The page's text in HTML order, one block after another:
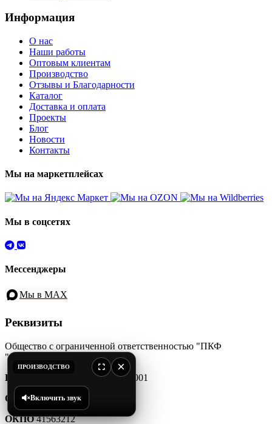
Информация
О нас
Наши работы
Оптовым клиентам
Производство
Отзывы и Благодарности
Каталог
Доставка и оплата
Проекты
Блог
Новости
Контакты
Мы на маркетплейсах
Мы в соцсетях
Мессенджеры
Мы в MAX
Реквизиты
Общество с ограниченной ответственностью "ПКФ
"АЙДЖИСИ"
ИНН/КПП
7728202781/775101001
ОГРН1157746185630
ОКПО41563212
ПРОИЗВОДСТВО ×
Включить звук